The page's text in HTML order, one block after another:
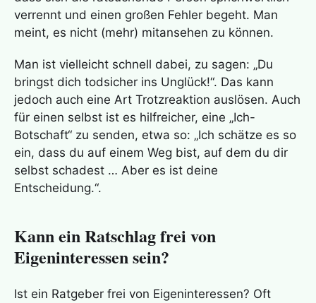
verrennt und einen großen Fehler begeht. Man
meint, es nicht (mehr) mitansehen zu können.
Man ist vielleicht schnell dabei, zu sagen: „Du
bringst dich todsicher ins Unglück!“. Das kann
jedoch auch eine Art Trotzreaktion auslösen. Auch
für einen selbst ist es hilfreicher, eine „Ich-
Botschaft“ zu senden, etwa so: „Ich schätze es so
ein, dass du auf einem Weg bist, auf dem du dir
selbst schadest … Aber es ist deine
Entscheidung.“.
Kann ein Ratschlag frei von
Eigeninteressen sein?
Ist ein Ratgeber frei von Eigeninteressen? Oft